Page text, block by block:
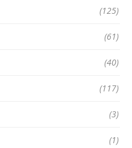
(125)
(61)
(40)
(117)
(3)
(1)